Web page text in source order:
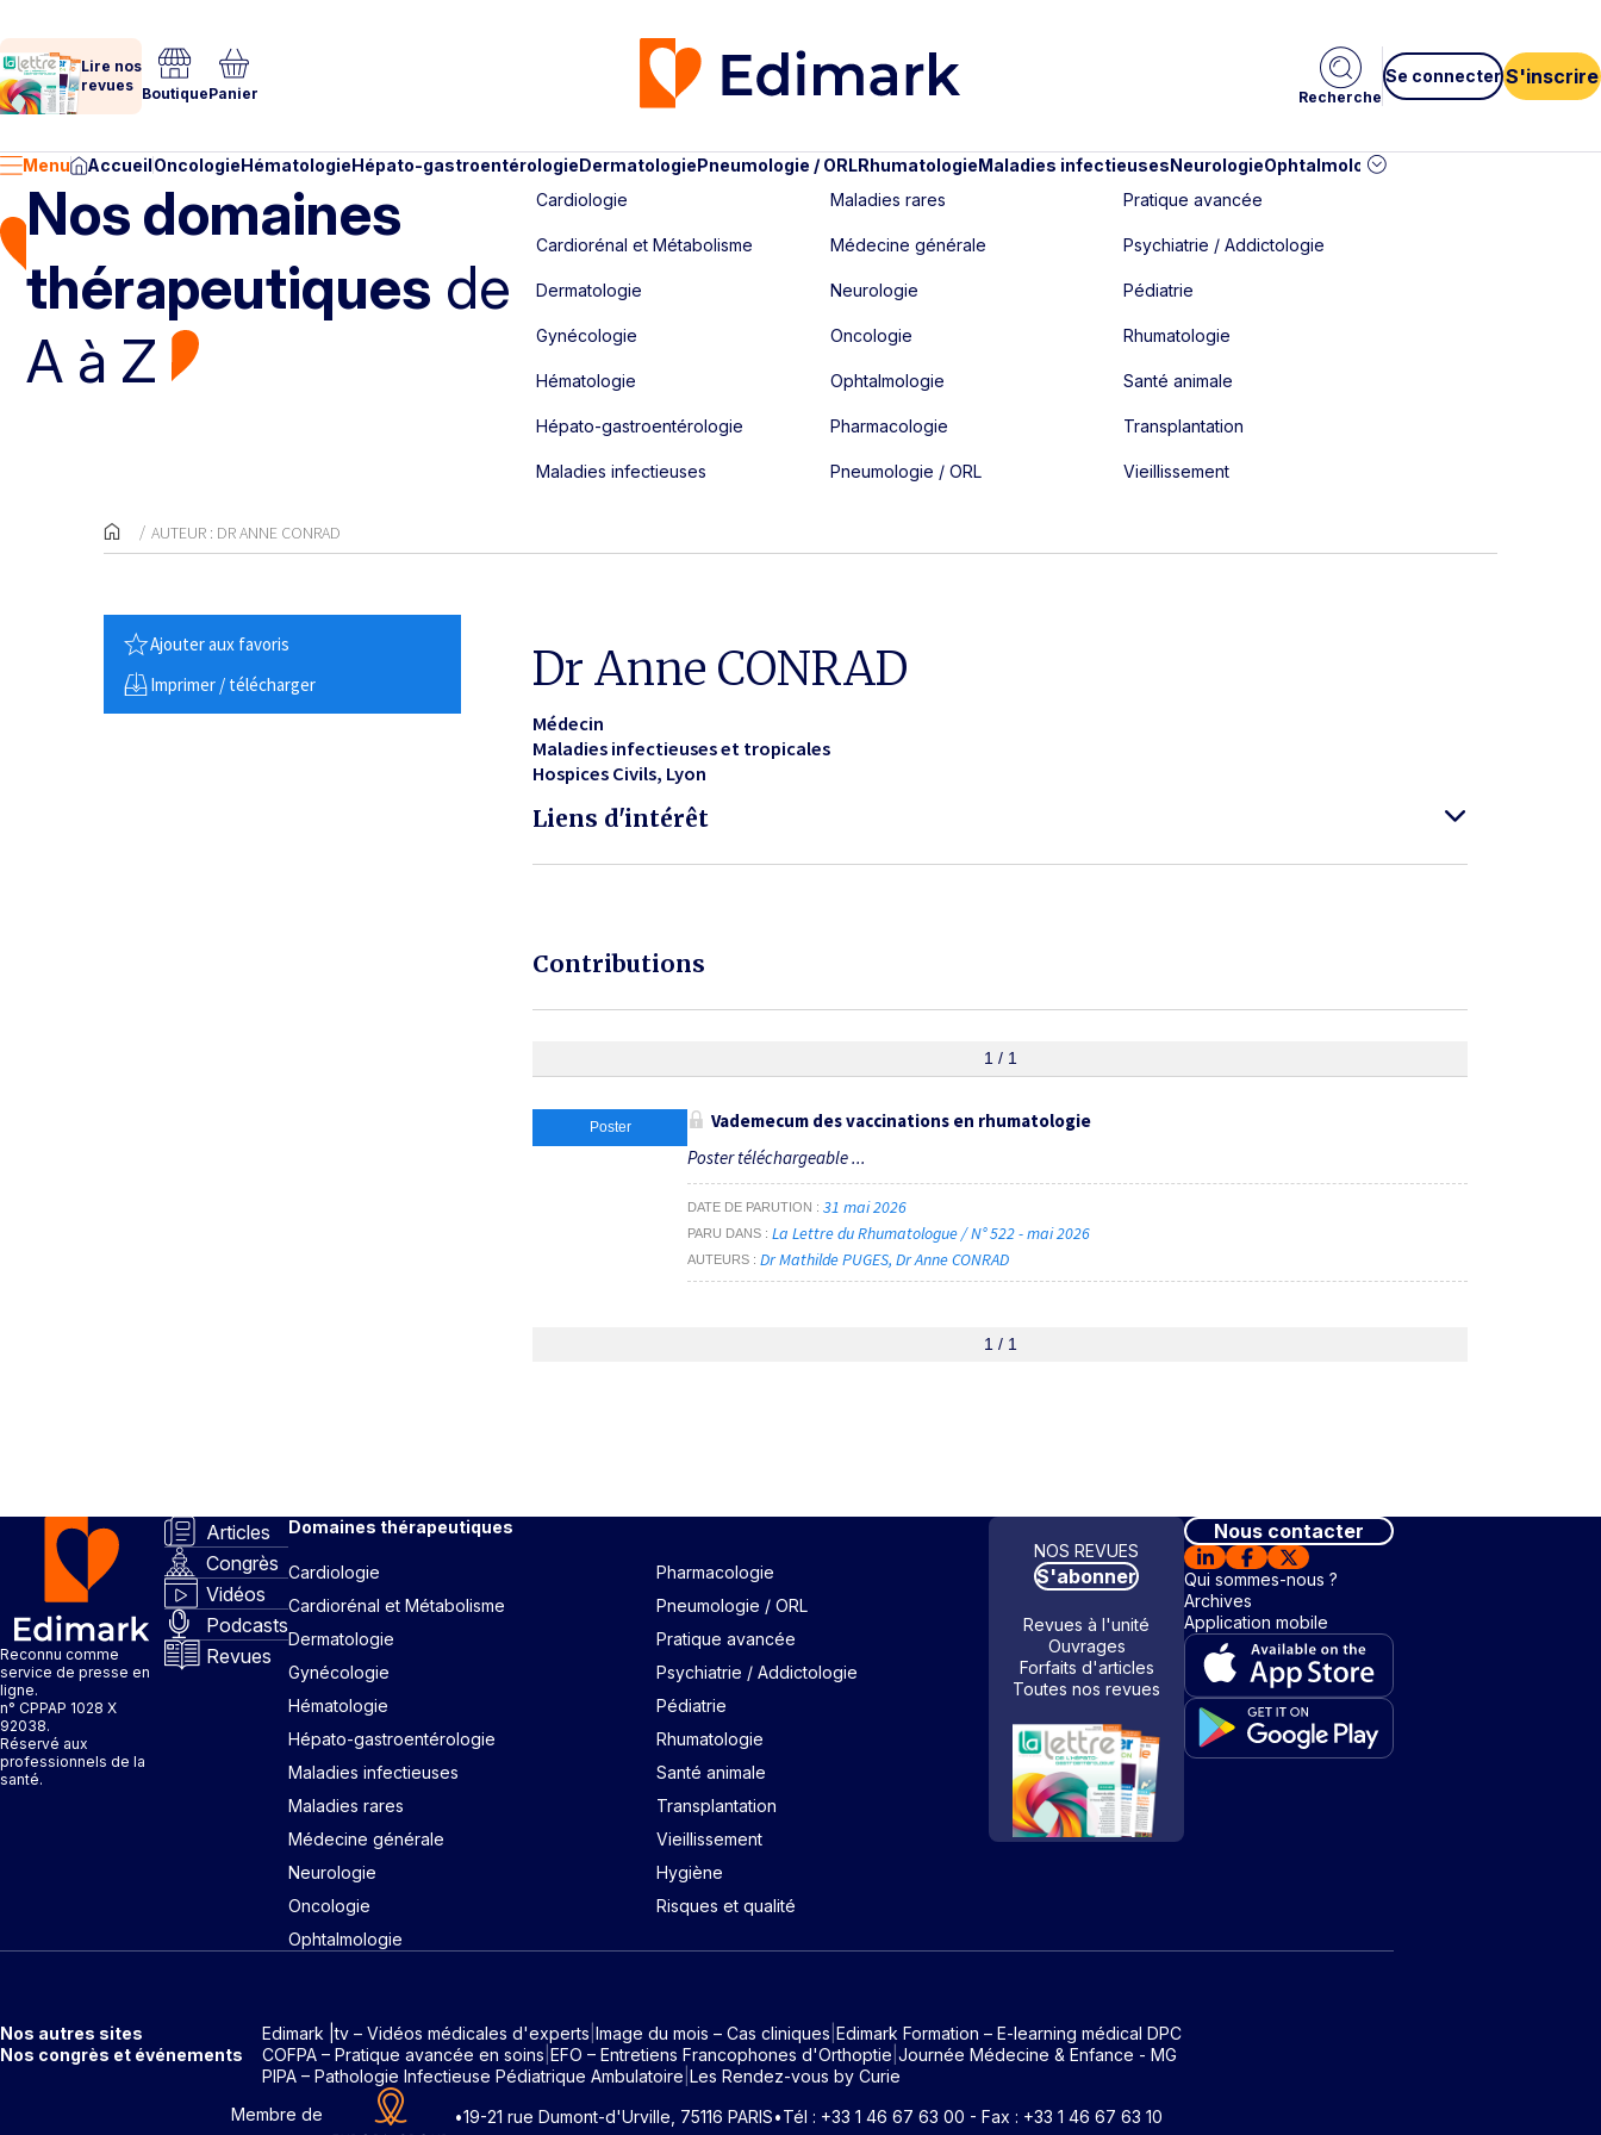
Lire nos
revues BoutiquePanier Recherche
Se connecter S'inscrire
Menu AccueilOncologieHématologieHépato-gastroentérologieDermatologiePneumologie / ORLRhumatologieMaladies infectieusesNeurologieOphtalmologie
Nos domaines
thérapeutiques de
A à Z
Cardiologie
Cardiorénal et Métabolisme
Dermatologie
Gynécologie
Hématologie
Hépato-gastroentérologie
Maladies infectieuses
Maladies rares
Médecine générale
Neurologie
Oncologie
Ophtalmologie
Pharmacologie
Pneumologie / ORL
Pratique avancée
Psychiatrie / Addictologie
Pédiatrie
Rhumatologie
Santé animale
Transplantation
Vieillissement
AUTEUR : DR ANNE CONRAD
Ajouter aux favoris
Imprimer / télécharger
Dr Anne CONRAD
Médecin
Maladies infectieuses et tropicales
Hospices Civils Lyon
Liens d'intérêt
Contributions
1 / 1
Poster
Vademecum des vaccinations en rhumatologie
Poster téléchargeable ...
DATE DE PARUTION 31 mai 2026
PARU DANS La Lettre du Rhumatologue / N° 522 - mai 2026
AUTEURS Dr Mathilde PUGES Dr Anne CONRAD
1 / 1
Reconnu comme
service de presse en
ligne.
n° CPPAP 1028 X
92038.
Réservé aux
professionnels de la
santé.
Articles
Congrès
Vidéos
Podcasts
Revues
Domaines thérapeutiques
Cardiologie
Cardiorénal et Métabolisme
Dermatologie
Gynécologie
Hématologie
Hépato-gastroentérologie
Maladies infectieuses
Maladies rares
Médecine générale
Neurologie
Oncologie
Ophtalmologie
Pharmacologie
Pneumologie / ORL
Pratique avancée
Psychiatrie / Addictologie
Pédiatrie
Rhumatologie
Santé animale
Transplantation
Vieillissement
Hygiène
Risques et qualité
NOS REVUES
S'abonner
Revues à l'unité
Ouvrages
Forfaits d'articles
Toutes nos revues
Nous contacter
Qui sommes-nous ?
Archives
Application mobile
Nos autres sites Edimark |tv – Vidéos médicales d'experts Image du mois – Cas cliniques Edimark Formation – E-learning médical DPC
Nos congrès et événements
COFPA – Pratique avancée en soins EFO – Entretiens Francophones d'Orthoptie Journée Médecine & Enfance - MG
PIPA – Pathologie Infectieuse Pédiatrique Ambulatoire Les Rendez-vous by Curie
Membre de
•19-21 rue Dumont-d'Urville, 75116 PARIS•Tél : +33 1 46 67 63 00 - Fax : +33 1 46 67 63 10